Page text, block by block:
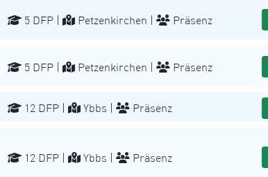
5 DFP | Petzenkirchen | Präsenz
5 DFP | Petzenkirchen | Präsenz
12 DFP | Ybbs | Präsenz
12 DFP | Ybbs | Präsenz